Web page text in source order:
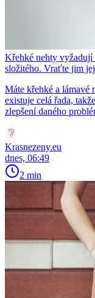
Křehké nehty vyžadují
složitého. Vraťte jim
Máte křehké a lámavé
existuje celá řada,
zlepšení daného
Krasnezeny.eu
dnes, 06:49
2 min